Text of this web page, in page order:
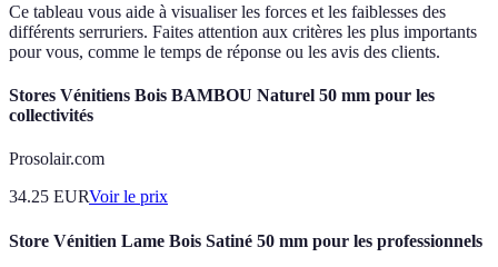
Ce tableau vous aide à visualiser les forces et les faiblesses des
différents serruriers. Faites attention aux critères les plus importants
pour vous, comme le temps de réponse ou les avis des clients.
Stores Vénitiens Bois BAMBOU Naturel 50 mm pour les
collectivités
Prosolair.com
34.25 EURVoir le prix
Store Vénitien Lame Bois Satiné 50 mm pour les professionnels